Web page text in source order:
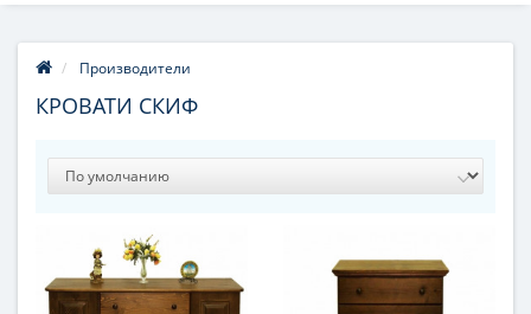
Производители
КРОВАТИ СКИФ